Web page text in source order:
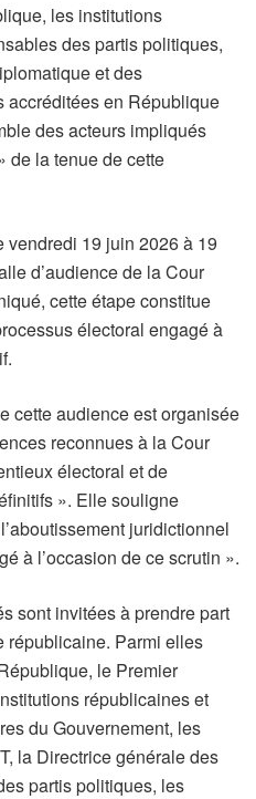
les institutions
des partis politiques,
et des
accréditées en République
des acteurs impliqués
de la tenue de cette
vendredi 19 juin 2026 à 19
d’audience de la Cour
cette étape constitue
électoral engagé à
cette audience est organisée
reconnues à la Cour
électoral et de
». Elle souligne
juridictionnel
à l’occasion de ce scrutin ».
sont invitées à prendre part
républicaine. Parmi elles
le Premier
républicaines et
du Gouvernement, les
la Directrice générale des
partis politiques, les